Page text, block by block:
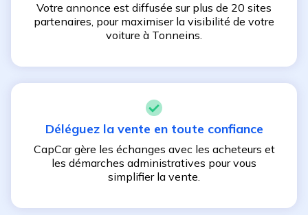
Votre annonce est diffusée sur plus de 20 sites
partenaires, pour maximiser la visibilité de votre
voiture à Tonneins.
Déléguez la vente en toute confiance
CapCar gère les échanges avec les acheteurs et
les démarches administratives pour vous
simplifier la vente.